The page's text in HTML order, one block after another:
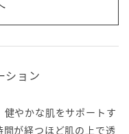
ション
やかな肌をサポートす
が経つほど肌の上で透